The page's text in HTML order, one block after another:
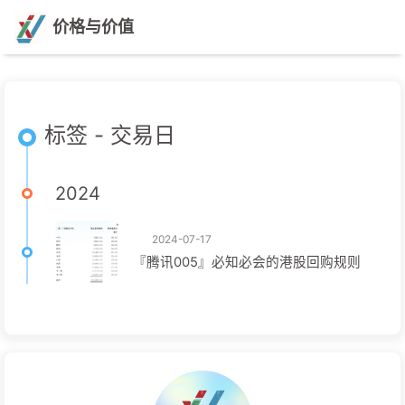
价格与价值
标签 - 交易日
2024
2024-07-17
『腾讯005』必知必会的港股回购规则